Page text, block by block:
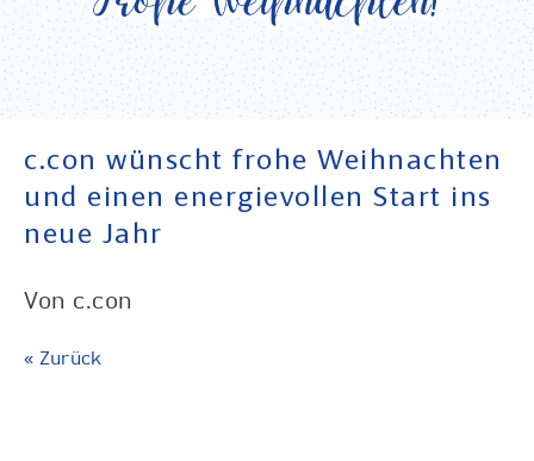
c.con wünscht frohe Weihnachten
und einen energievollen Start ins
neue Jahr
c.con
« Zurück